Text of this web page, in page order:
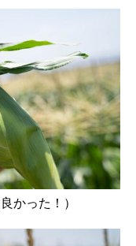
かった！）